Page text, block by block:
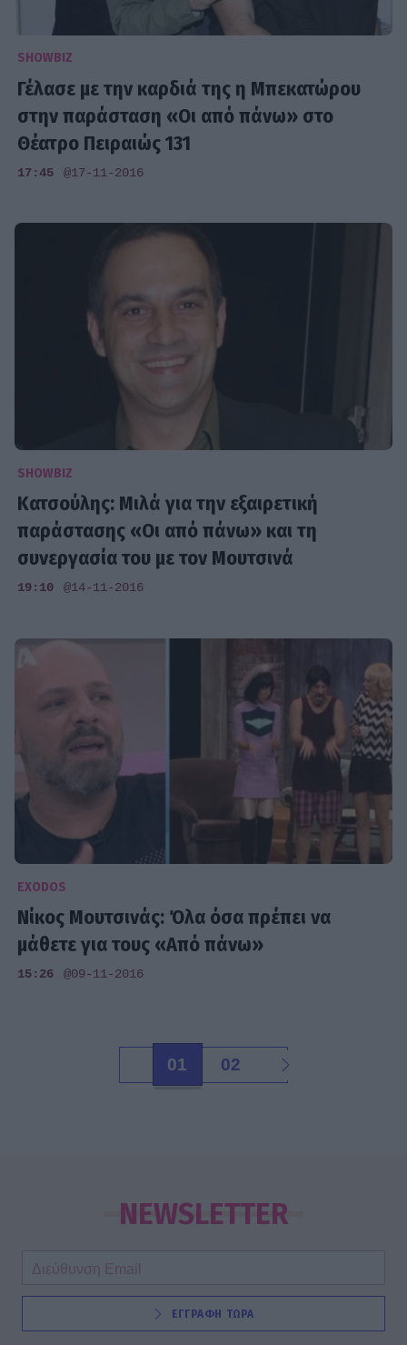
SHOWBIZ
Γέλασε με την καρδιά της η Μπεκατώρου
στην παράσταση «Οι από πάνω» στο
Θέατρο Πειραιώς 131
17:45 @17-11-2016
SHOWBIZ
Κατσούλης: Μιλά για την εξαιρετική
παράστασης «Οι από πάνω» και τη
συνεργασία του με τον Μουτσινά
19:10 @14-11-2016
EXODOS
Νίκος Μουτσινάς: Όλα όσα πρέπει να
μάθετε για τους «Από πάνω»
15:26 @09-11-2016
01 02
NEWSLETTER
ΕΓΓΡΑΦΗ ΤΩΡΑ